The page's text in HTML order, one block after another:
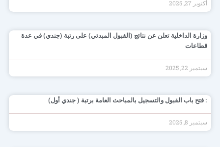
أكتوبر 27, 2025
وزارة الداخلية تعلن عن نتائج (القبول المبدئي) على رتبة (جندي) في عدة
قطاعات
سبتمبر 22, 2025
: فتح باب القبول والتسجيل بالمباحث العامة برتبة ( جندي أول)
سبتمبر 8, 2025